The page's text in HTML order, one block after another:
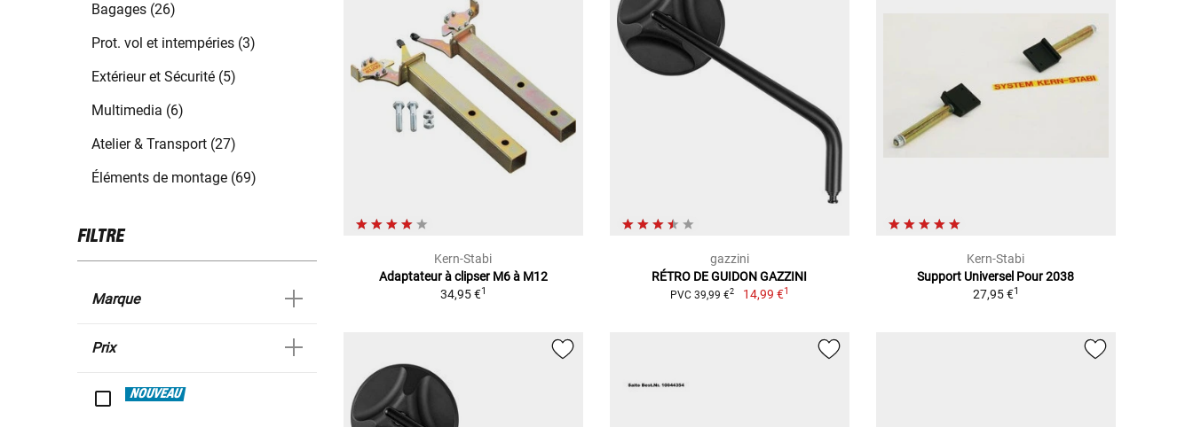
Bagages (26)
Prot. vol et intempéries (3)
Extérieur et Sécurité (5)
Multimedia (6)
Atelier & Transport (27)
Éléments de montage (69)
FILTRE
Marque
Prix
NOUVEAU
Kern-Stabi
Adaptateur à clipser M6 à M12
34,95 €1
gazzini
RÉTRO DE GUIDON GAZZINI
PVC 39,99 €2 14,99 €1
Kern-Stabi
Support Universel Pour 2038
27,95 €1